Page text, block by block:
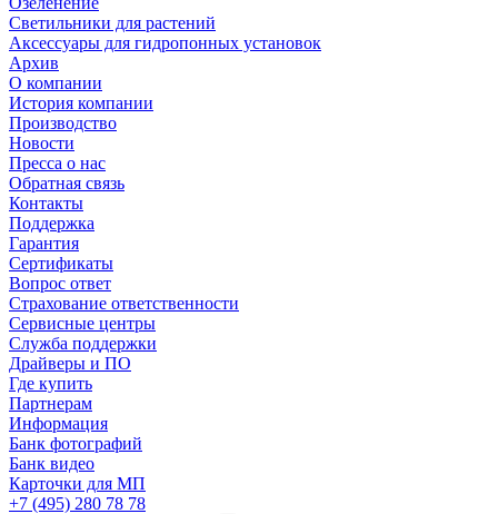
Светильники для растений
Аксессуары для гидропонных установок
Архив
О компании
История компании
Производство
Новости
Пресса о нас
Обратная связь
Контакты
Поддержка
Гарантия
Сертификаты
Вопрос ответ
Страхование ответственности
Сервисные центры
Служба поддержки
Драйверы и ПО
Где купить
Партнерам
Информация
Банк фотографий
Банк видео
Карточки для МП
+7 (495) 280 78 78